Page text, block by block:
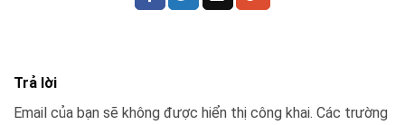
Trả lời
Email của bạn sẽ không được hiển thị công khai. Các trường